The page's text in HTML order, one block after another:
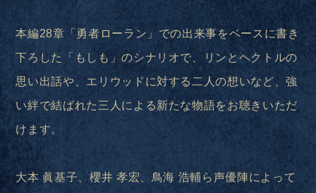
本編28章「勇者ローラン」での出来事をベースに書き
下ろした「もしも」のシナリオで、リンとヘクトルの
思い出話や、エリウッドに対する二人の想いなど、強
い絆で結ばれた三人による新たな物語をお聴きいただ
けます。
大本 眞基子、櫻井 孝宏、鳥海 浩輔ら声優陣によって